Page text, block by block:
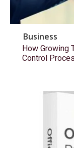
Business
How Growing
Control